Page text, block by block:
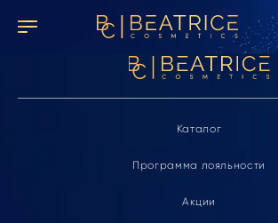
Элемент не найден
Каталог
Программа лояльности
Акции